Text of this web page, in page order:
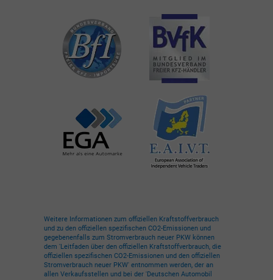
Weitere Informationen zum offiziellen Kraftstoffverbrauch
und zu den offiziellen spezifischen CO2-Emissionen und
gegebenenfalls zum Stromverbrauch neuer PKW können
dem 'Leitfaden über den offiziellen Kraftstoffverbrauch, die
offiziellen spezifischen CO2-Emissionen und den offiziellen
Stromverbrauch neuer PKW' entnommen werden, der an
allen Verkaufsstellen und bei der 'Deutschen Automobil